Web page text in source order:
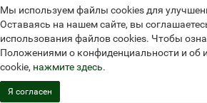
Мы используем файлы cookies для
Оставаясь на нашем сайте, вы
использования файлов cookies. Чтобы
Положениями о конфиденциальности и об
cookie, нажмите здесь.
Я согласен